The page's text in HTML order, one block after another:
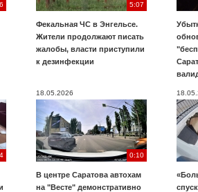
5:07
Фекальная ЧС в Энгельсе.
Жители продолжают писать
жалобы, власти приступили
к дезинфекции
18.05.2026
0:10
В центре Саратова автохам
на "Весте" демонстративно